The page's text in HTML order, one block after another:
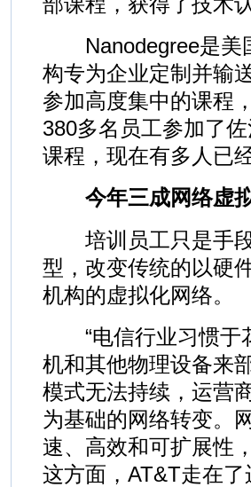
Nanodegree是美
构专为企业定制并输
参加高度集中的课程
380多名员工参加了
课程，现在有多人已
今年三成网络虚
培训员工只是手段
型，改变传统的以硬
机构的虚拟化网络。
“电信行业习惯于
机和其他物理设备来
模式无法持续，运营
为基础的网络转变。
速、高效和可扩展性
这方面，AT&T走在